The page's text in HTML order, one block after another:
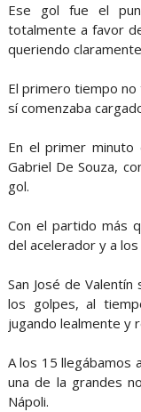
Ese gol fue el
totalmente a favor
queriendo
El primero tiempo no
sí comenzaba
En el primer
Gabriel De Souza,
gol.
Con el partido más
del acelerador y a
San José de
los golpes, al
jugando lealmente y
A los 15 llegábamos
una de la grandes
Nápoli.